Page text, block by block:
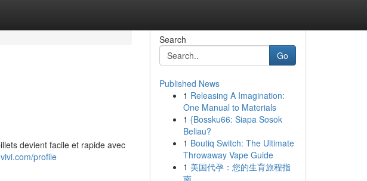
devient facile et rapide avec
profile
Search
Go
Published News
1 Releasing A Imagination:
One Manual to Materials
1 {Bossku66: Siapa Sosok
Beliau?
1 Boutiq Switch: The Ultimate
Throwaway Vape Guide
1 美国代孕：您的生育旅程指
南